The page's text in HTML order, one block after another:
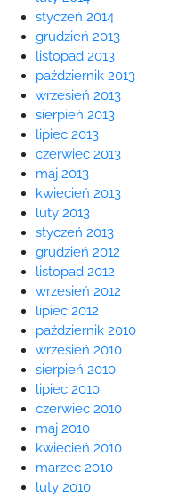
styczeń 2014
grudzień 2013
listopad 2013
październik 2013
wrzesień 2013
sierpień 2013
lipiec 2013
czerwiec 2013
maj 2013
kwiecień 2013
luty 2013
styczeń 2013
grudzień 2012
listopad 2012
wrzesień 2012
lipiec 2012
październik 2010
wrzesień 2010
sierpień 2010
lipiec 2010
czerwiec 2010
maj 2010
kwiecień 2010
marzec 2010
luty 2010